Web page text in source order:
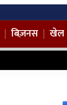
| बिज़नस | खेल